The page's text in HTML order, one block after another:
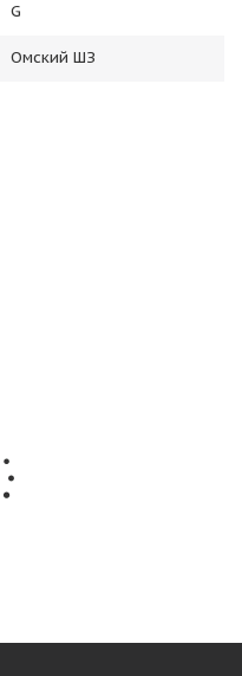
G
Омский ШЗ
147G PR14